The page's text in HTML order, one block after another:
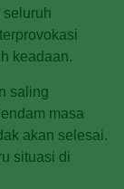
seluruh
keadaan.
saling
masa
akan selesai.
situasi di